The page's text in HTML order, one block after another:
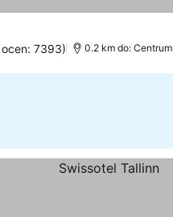
7393) 0.2 km do: Centrum